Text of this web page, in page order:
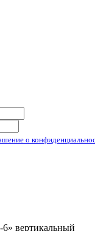
о
вертикальный